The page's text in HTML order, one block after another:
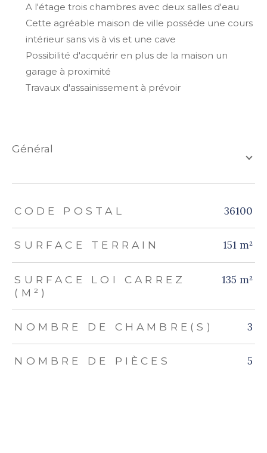
A l'étage trois chambres avec deux salles d'eau
Cette agréable maison de ville posséde une cours
intérieur sans vis à vis et une cave
Possibilité d'acquérir en plus de la maison un
garage à proximité
Travaux d'assainissement à prévoir
général
TRAD_ZEPHYR_Caracteristique TRAD_ZEPHYR_Valeurs
CODE POSTAL 36100
SURFACE TERRAIN 151 m²
SURFACE LOI CARREZ
(M²)
135 m²
NOMBRE DE CHAMBRE(S) 3
NOMBRE DE PIÈCES 5